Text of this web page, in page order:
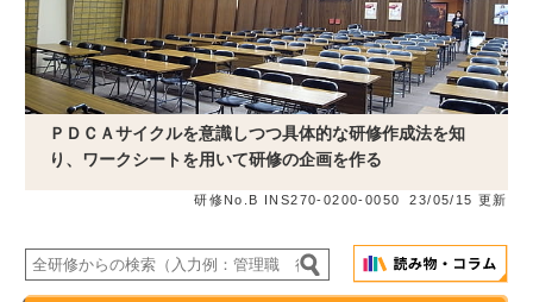
ＰＤＣＡサイクルを意識しつつ具体的な研修作成法を知
り、ワークシートを用いて研修の企画を作る
研修No.B INS270-0200-0050 23/05/15 更新